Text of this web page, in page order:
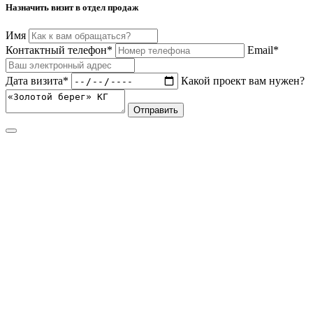
Назначить визит в отдел продаж
Имя
Контактный телефон*
Email*
Дата визита* Какой проект вам нужен?
Отправить